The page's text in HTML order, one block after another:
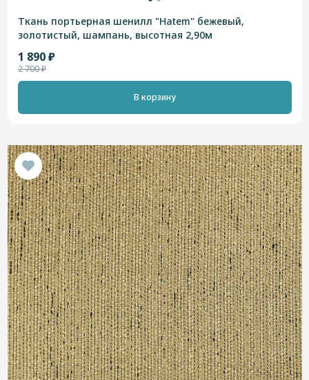
Ткань портьерная шенилл "Hatem" бежевый,
золотистый, шампань, высотная 2,90м
1 890 ₽
2 700 ₽
В корзину